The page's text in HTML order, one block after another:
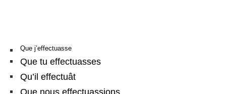
Que j’effectuasse
Que tu effectuasses
Qu’il effectuât
Que nous effectuassions